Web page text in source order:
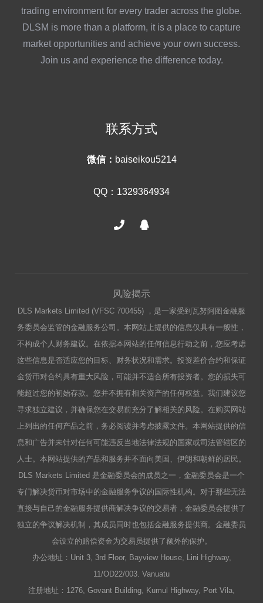
trading environment for every trader across the globe.
DLSM is more than a platform, it is a place to capture
market opportunities and achieve your own success.
Join us and experience the difference today.
联系方式
微信： baiseikou5214
QQ：1329364934
风险揭示
DLS Markets Limited (VFSC 700455) ，是一家受到瓦努阿图金融服
务委员会监管的金融服务公司。本网站上提供的信息仅具有一般性，
不构成个人财务建议。在依据本网站的任何信息行动之前，您应考虑
这些信息是否适应您的目标、财务状况和需求。投资差价合约和保证
金货币对合约具有重大风险，可能并不适合所有投资者。您的损失可
能超过您的初始存款。您并不拥有相关资产的任何权益。我们建议您
寻求独立建议，并确保您在交易前充分了解相关的风险。在购买网站
上列出的任何产品之前，务必阅读并考虑披露文件。本网站提供的信
息和广告并未针对任何可能违反当地法律法规的国家或司法管辖区的
人士。本网站提供的产品和服务并不面向美国、伊朗和朝鲜的居民。
DLS Markets Limited 是金融委员会的成员之一，金融委员会是一个
专门解决货币对市场中的金融服务争议的国际性机构。对于那些无法
直接与自己的金融服务提供商解决争议的交易者，金融委员会提供了
独立的争议解决机制，其成员同时也包括金融服务提供商。金融委员
会设立的赔偿资金为交易员提供了额外的保护。
办公地址：Unit 3, 3rd Floor, Bayview House, Lini Highway,
11/OD22/003. Vanuatu
注册地址：1276, Govant Building, Kumul Highway, Port Vila,